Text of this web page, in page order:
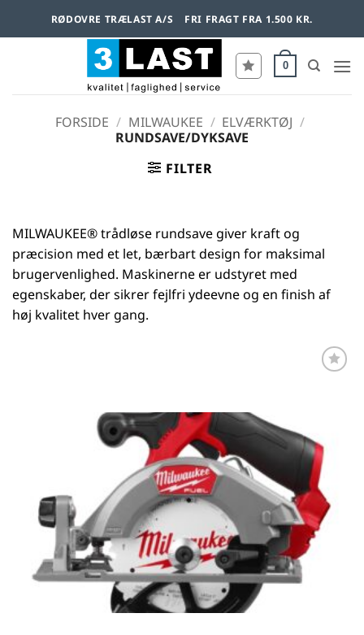
RØDOVRE TRÆLAST A/S FRI FRAGT FRA 1.500 KR.
0
FORSIDE / MILWAUKEE / ELVÆRKTØJ /
RUNDSAVE/DYKSAVE
FILTER
MILWAUKEE® trådløse rundsave giver kraft og
præcision med et let, bærbart design for maksimal
brugervenlighed. Maskinerne er udstyret med
egenskaber, der sikrer fejlfri ydeevne og en finish af
høj kvalitet hver gang.